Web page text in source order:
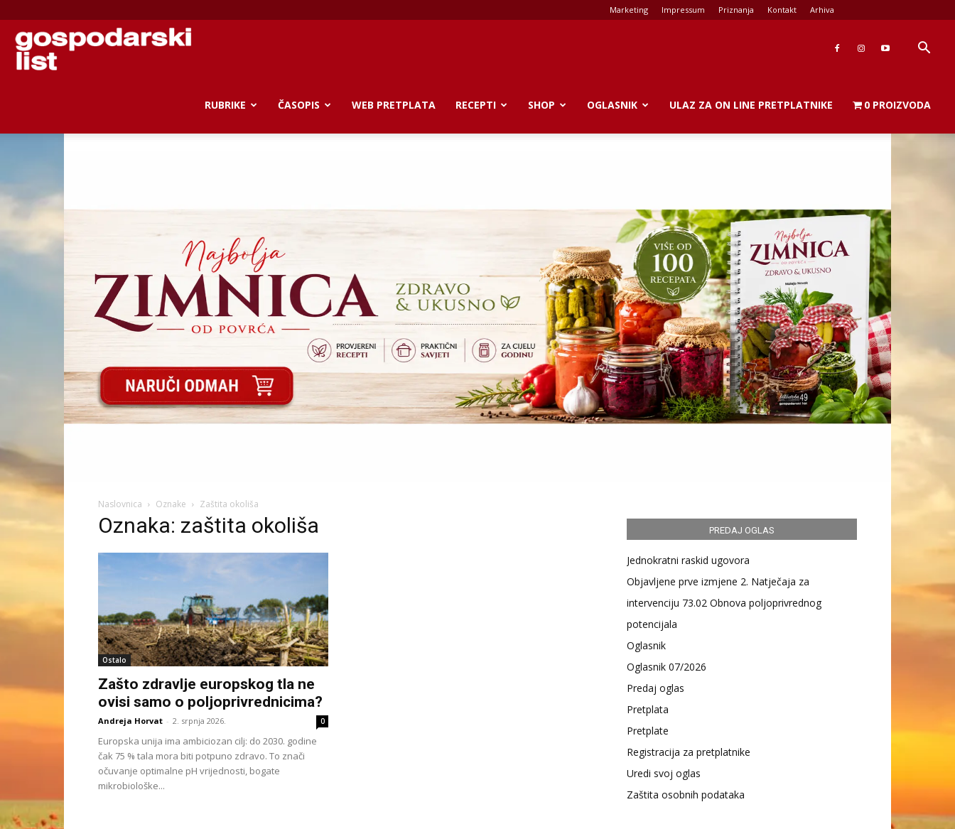
Marketing Impressum Priznanja Kontakt Arhiva
Gospodarski
RUBRIKE ČASOPIS WEB PRETPLATA RECEPTI SHOP OGLASNIK ULAZ ZA ON LINE PRETPLATNIKE 0 PROIZVODA
Naslovnica Oznake Zaštita okoliša
Oznaka: zaštita okoliša
Ostalo
Zašto zdravlje europskog tla ne
ovisi samo o poljoprivrednicima?
Andreja Horvat - 2. srpnja 2026. 0
Europska unija ima ambiciozan cilj: do 2030. godine
čak 75 % tala mora biti potpuno zdravo. To znači
očuvanje optimalne pH vrijednosti, bogate
mikrobiološke...
PREDAJ OGLAS
Jednokratni raskid ugovora
Objavljene prve izmjene 2. Natječaja za
intervenciju 73.02 Obnova poljoprivrednog
potencijala
Oglasnik
Oglasnik 07/2026
Predaj oglas
Pretplata
Pretplate
Registracija za pretplatnike
Uredi svoj oglas
Zaštita osobnih podataka